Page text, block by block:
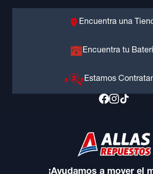
Encuentra una
Encuentra tu
Estamos
¡Ayudamos a mover el